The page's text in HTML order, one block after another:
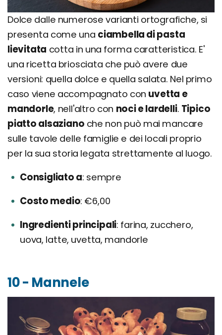
Dolce dalle numerose varianti ortografiche, si
presenta come una ciambella di pasta
lievitata cotta in una forma caratteristica. E'
una ricetta briosciata che può avere due
versioni: quella dolce e quella salata. Nel primo
caso viene accompagnato con uvetta e
mandorle, nell'altro con noci e lardelli. Tipico
piatto alsaziano che non può mai mancare
sulle tavole delle famiglie e dei locali proprio
per la sua storia legata strettamente al luogo.
Consigliato a sempre
Costo medio €6,00
Ingredienti principali farina, zucchero,
uova, latte, uvetta, mandorle
10 - Mannele